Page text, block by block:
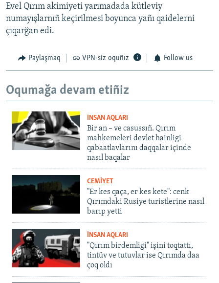
Evel Qırım akimiyeti yarımadada kütleviy
numayışlarnıñ keçirilmesi boyunca yañı qaidelerni
çıqarğan edi.
Paylaşmaq VPN-siz oquñız Follow us
Oqumağa devam etiñiz
İNSAN AQLARI
Bir an – ve casussıñ. Qırım
mahkemeleri devlet hainligi
qabaatlavlarını daqqalar içinde
nasıl baqalar
CEMİYET
"Er kes qaça, er kes kete": cenk
Qırımdaki Rusiye turistlerine nasıl
barıp yetti
İNSAN AQLARI
"Qırım birdemligi" işini toqtattı,
tintüv ve tutuvlar ise Qırımda daa
çoq oldı